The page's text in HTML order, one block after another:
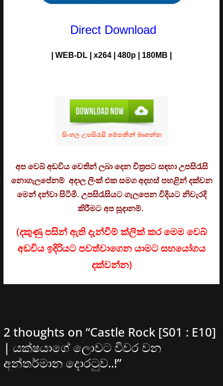
Direct Download
| WEB-DL | x264 | 480p | 180MB |
අප වෙබ් අඩවිය වෙතින් ලබා දෙන චිත්‍රපට සඳහා උපසිරැසි
නොගැලපේනම් අදාල ලිංක් එක සමග අදහස් පහළින් දක්වන
මෙන් දන්වා සිටිමි. උපසිරැසියට ගැලපෙන විදියට නිවැරදි
කිරීමට අප සූදානම්.
(දකුණු පසින් ඇති දැන්වීම් ක්ලික් කර මෙම වෙබ්
අඩවිය ඉදිරියට පවත්වාගෙන යාමට සහයෝගය
දක්වන්න)
2 thoughts on “Castle Rock [S01 : E10]
| යක්ෂයාගේ ලොවට විවර වන
අන්තර්මාන දොරටුව..!”